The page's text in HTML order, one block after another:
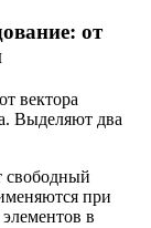
от
вектора
Выделяют два
свободный
при
в